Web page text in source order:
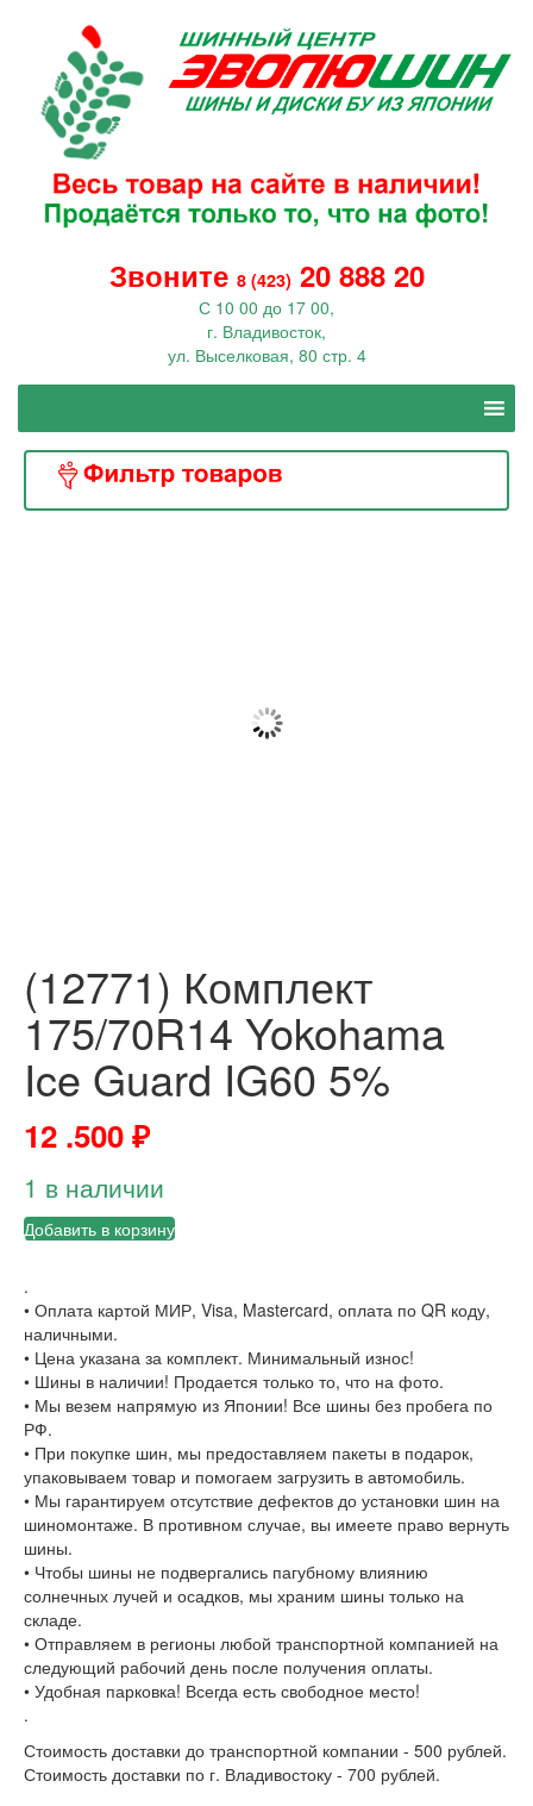
Звоните 8 (423) 20 888 20
С 10 00 до 17 00,
г. Владивосток,
ул. Выселковая, 80 стр. 4
(12771) Комплект
175/70R14 Yokohama
Ice Guard IG60 5%
12 .500₽
1 в наличии
Добавить в корзину
.
• Оплата картой МИР, Visa, Mastercard, оплата по QR коду,
наличными.
• Цена указана за комплект. Минимальный износ!
• Шины в наличии! Продается только то, что на фото.
• Мы везем напрямую из Японии! Все шины без пробега по
РФ.
• При покупке шин, мы предоставляем пакеты в подарок,
упаковываем товар и помогаем загрузить в автомобиль.
• Мы гарантируем отсутствие дефектов до установки шин на
шиномонтаже. В противном случае, вы имеете право вернуть
шины.
• Чтобы шины не подвергались пагубному влиянию
солнечных лучей и осадков, мы храним шины только на
складе.
• Отправляем в регионы любой транспортной компанией на
следующий рабочий день после получения оплаты.
• Удобная парковка! Всегда есть свободное место!
.
Стоимость доставки до транспортной компании - 500 рублей.
Стоимость доставки по г. Владивостоку - 700 рублей.